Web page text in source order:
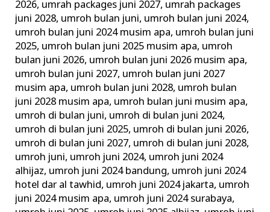
2026, umrah packages juni 2027, umrah packages
juni 2028, umroh bulan juni, umroh bulan juni 2024,
umroh bulan juni 2024 musim apa, umroh bulan juni
2025, umroh bulan juni 2025 musim apa, umroh
bulan juni 2026, umroh bulan juni 2026 musim apa,
umroh bulan juni 2027, umroh bulan juni 2027
musim apa, umroh bulan juni 2028, umroh bulan
juni 2028 musim apa, umroh bulan juni musim apa,
umroh di bulan juni, umroh di bulan juni 2024,
umroh di bulan juni 2025, umroh di bulan juni 2026,
umroh di bulan juni 2027, umroh di bulan juni 2028,
umroh juni, umroh juni 2024, umroh juni 2024
alhijaz, umroh juni 2024 bandung, umroh juni 2024
hotel dar al tawhid, umroh juni 2024 jakarta, umroh
juni 2024 musim apa, umroh juni 2024 surabaya,